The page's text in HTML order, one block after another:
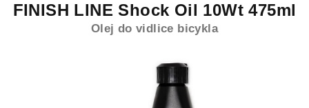
FINISH LINE Shock Oil 10Wt 475ml
Olej do vidlice bicykla